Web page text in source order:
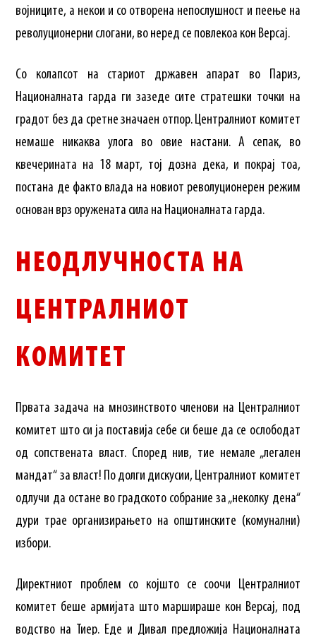
војниците, а некои и со отворена непослушност и пеење на
револуционерни слогани, во неред се повлекоа кон Версај.
Со колапсот на стариот државен апарат во Париз,
Националната гарда ги зазеде сите стратешки точки на
градот без да сретне значаен отпор. Централниот комитет
немаше никаква улога во овие настани. А сепак, во
квечерината на 18 март, тој дозна дека, и покрај тоа,
постана де факто влада на новиот револуционерен режим
основан врз оружената сила на Националната гарда.
НЕОДЛУЧНОСТА НА
ЦЕНТРАЛНИОТ
КОМИТЕТ
Првата задача на мнозинството членови на Централниот
комитет што си ја поставија себе си беше да се ослободат
од сопствената власт. Според нив, тие немале „легален
мандат“ за власт! По долги дискусии, Централниот комитет
одлучи да остане во градското собрание за „неколку дена“
дури трае организирањето на општинските (комунални)
избори.
Директниот проблем со којшто се соочи Централниот
комитет беше армијата што маршираше кон Версај, под
водство на Тиер. Еде и Дивал предложија Националната